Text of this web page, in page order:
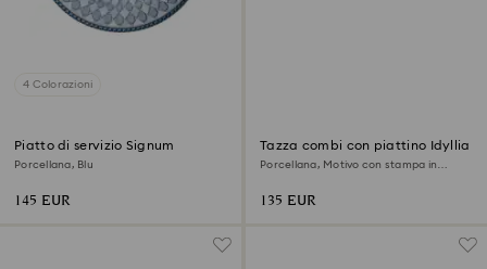
4 Colorazioni
Piatto di servizio Signum
Porcellana, Blu
145 EUR
Tazza combi con piattino Idyllia
Porcellana, Motivo con stampa in
135 EUR